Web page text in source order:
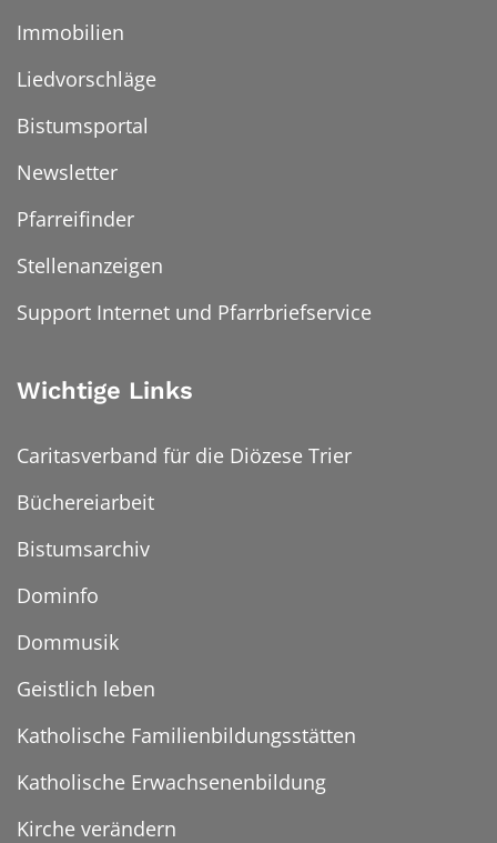
Immobilien
Liedvorschläge
Bistumsportal
Newsletter
Pfarreifinder
Stellenanzeigen
Support Internet und Pfarrbriefservice
Wichtige Links
Caritasverband für die Diözese Trier
Büchereiarbeit
Bistumsarchiv
Dominfo
Dommusik
Geistlich leben
Katholische Familienbildungsstätten
Katholische Erwachsenenbildung
Kirche verändern